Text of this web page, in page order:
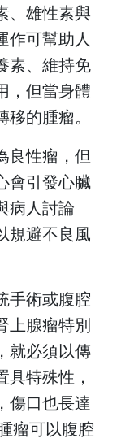
、雄性素與
作可幫助人
素、維持免
，但當身體
的腫瘤。
良性瘤，但
會引發心臟
病人討論
規避不良風
手術或腹腔
上腺瘤特別
就必須以傳
特殊性，
傷口也長達
瘤可以腹腔